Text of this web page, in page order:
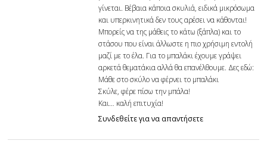
γίνεται. Βέβαια κάποια σκυλιά, ειδικά μικρόσωμα
και υπερκινητικά δεν τους αρέσει να κάθονται!
Μπορείς να της μάθεις το κάτω (ξάπλα) και το
στάσου που είναι άλλωστε η πιο χρήσιμη εντολή
μαζί με το έλα. Για το μπαλάκι έχουμε γράψει
αρκετά θεματάκια αλλά θα επανέλθουμε. Δες εδώ:
Μάθε στο σκύλο να φέρνει το μπαλάκι
Σκύλε, φέρε πίσω την μπάλα!
Και… καλή επιτυχία!
Συνδεθείτε για να απαντήσετε